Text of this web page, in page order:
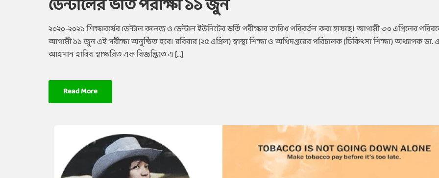
ডেন্টালের ভর্তি পরীক্ষা ১১ জুন
২০২০-২০২১ শিক্ষাবর্ষের ডেন্টাল কলেজ ও ডেন্টাল ইউনিটের ভর্তি পরীক্ষার তারিখ পরিবর্তন করা হয়েছে। আগামী ৩০ এপ্রিলের
আগামী ১১ জুন এই পরীক্ষা অনুষ্ঠিত হবে। রবিবার (২৫ এপ্রিল) স্বাস্থ্য শিক্ষা ও অধিদপ্তরের পরিচালক (চিকিৎসা শিক্ষা) অধ্যাপক
আহসান হাবিব স্বাক্ষরিত এক বিজ্ঞপ্তিতে এ […]
Read More